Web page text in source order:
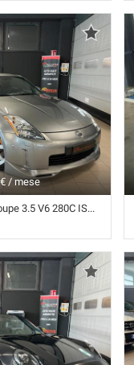
(5) •
Porte • ABS • Airbag
Passeggero •
• Autoradio •
centralizzata •
trazione • Cruise
• Fendinebbia •
• Interni in pelle •
• Servosterzo •
Sospensioni
laterali elettrici
/ mese
V6 280C ISCRITTA ASI-PERFETTE CONDIZIONI
(6) • Grigio
• Airbag • Airbag
• Airbag testa •
• Autoradio •
centralizzata •
trazione • Cruise
• Fendinebbia •
• Interni in pelle •